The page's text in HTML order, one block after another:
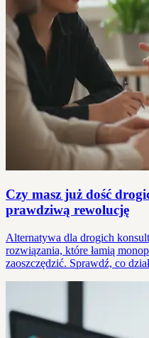
Czy masz już dość
prawdziwą rewolucję
Alternatywa dla drogich
rozwiązania, które łamią
zaoszczędzić. Sprawdź, co